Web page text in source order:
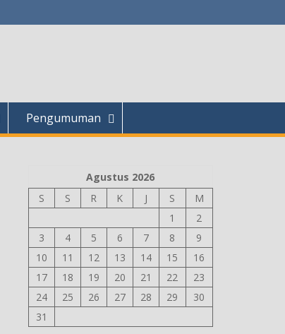
Pengumuman
Agustus 2026
S
S R K J S
M
1
2
3
4 5 6 7 8
9
10
11 12 13 14 15
16
17
18 19 20 21 22
23
24
25 26 27 28 29
30
31